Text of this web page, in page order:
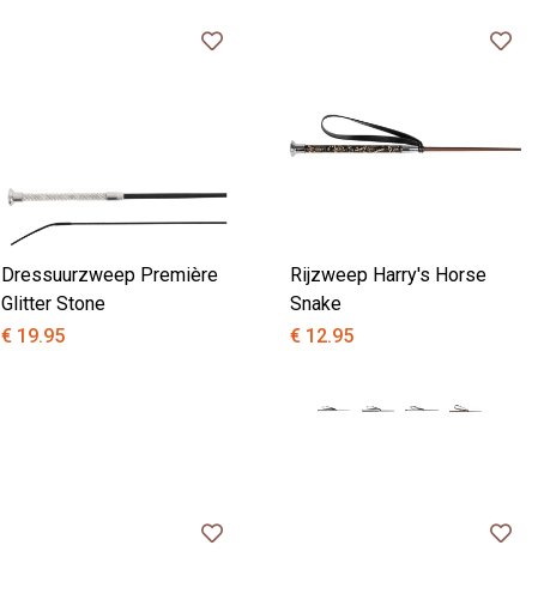
Dressuurzweep Première
Glitter Stone
€ 19.95
Rijzweep Harry's Horse
Snake
€ 12.95